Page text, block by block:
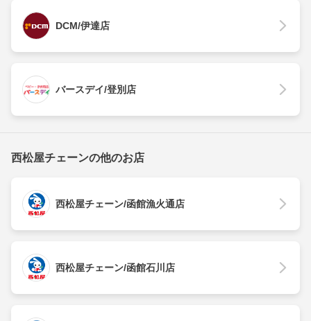
DCM/伊達店
バースデイ/登別店
西松屋チェーンの他のお店
西松屋チェーン/函館漁火通店
西松屋チェーン/函館石川店